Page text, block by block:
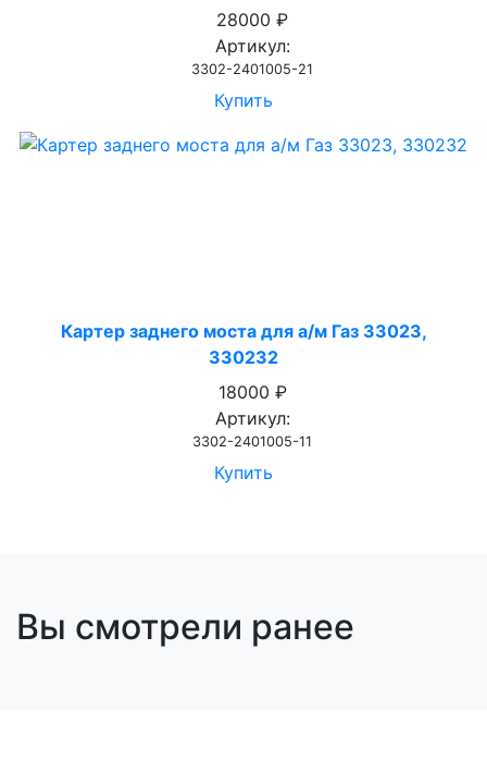
28000 ₽
Артикул:
3302-2401005-21
Купить
Картер заднего моста для а/м Газ 33023,
330232
18000 ₽
Артикул:
3302-2401005-11
Купить
Вы смотрели ранее